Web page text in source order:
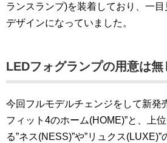
ランスランプ)を装着しており、一
デザインになっていました。
LEDフォグランプの用意は無
今回フルモデルチェンジをして新発
フィット4のホーム(HOME)”と、上
る”ネス(NESS)”や”リュクス